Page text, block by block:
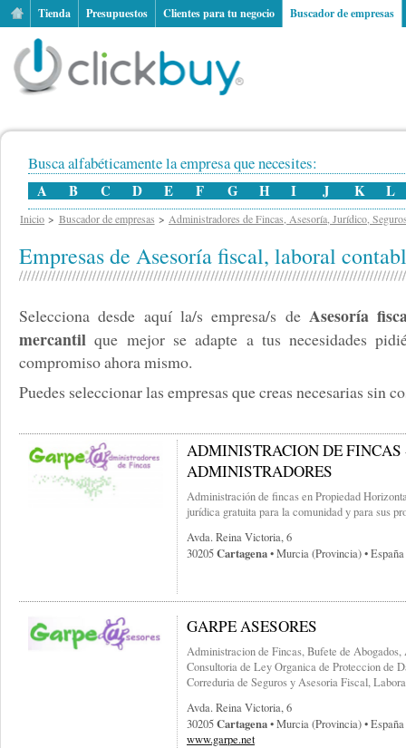
Tienda Presupuestos Clientes para tu negocio Buscador de empresas
Busca alfabéticamente la empresa que necesites:
A B C D E F G H I J K L
Inicio Buscador de empresas Administradores de Fincas, Asesoría, Jurídico,
Empresas de Asesoría fiscal, laboral
Selecciona desde aquí la/s empresa/s de Asesoría
mercantil que mejor se adapte a tus necesidades
compromiso ahora mismo.
Puedes seleccionar las empresas que creas necesarias sin
ADMINISTRACION DE FINCAS
ADMINISTRADORES
Administración de fincas en Propiedad
jurídica gratuita para la comunidad y para sus
Avda. Reina Victoria, 6
30205Cartagena• Murcia (provincia) • España
GARPE ASESORES
Administracion de Fincas, Bufete de
Consultoria de Ley Organica de Proteccion de
Correduria de Seguros y Asesoria Fiscal,
Avda. Reina Victoria, 6
30205Cartagena• Murcia (provincia) • España
www.garpe.net